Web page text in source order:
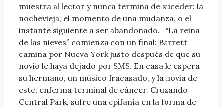
muestra al lector y nunca termina de suceder: la
nochevieja, el momento de una mudanza, o el
instante siguiente a ser abandonado. “La reina
de las nieves” comienza con un final: Barrett
camina por Nueva York justo después de que su
novio le haya dejado por SMS. En casa le espera
su hermano, un músico fracasado, y la novia de
este, enferma terminal de cáncer. Cruzando
Central Park, sufre una epifanía en la forma de